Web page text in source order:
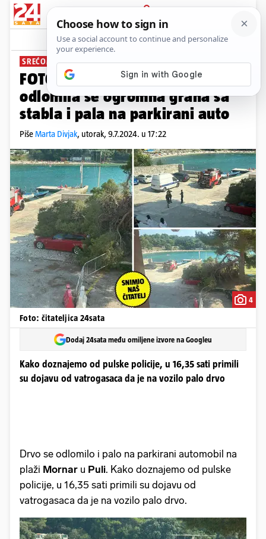
PRIJAVA
News Komentari
SREĆOM NEMA OZLIJEĐENIH
FOTO Na pulskoj plaži Mornar
odlomila se ogromna grana sa
stabla i pala na parkirani auto
PišeMarta Divjak, utorak, 9.7.2024. u 17:22
4
Foto: čitateljica 24sata
Dodaj 24sata među omiljene izvore na Googleu
Kako doznajemo od pulske policije, u 16,35 sati primili
su dojavu od vatrogasaca da je na vozilo palo drvo
Drvo se odlomilo i palo na parkirani automobil na
plaži Mornar u Puli. Kako doznajemo od pulske
policije, u 16,35 sati primili su dojavu od
vatrogasaca da je na vozilo palo drvo.